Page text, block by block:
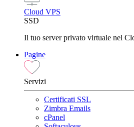
Cloud VPS
SSD
Il tuo server privato virtuale nel
Pagine
Servizi
Certificati SSL
Zimbra Emails
cPanel